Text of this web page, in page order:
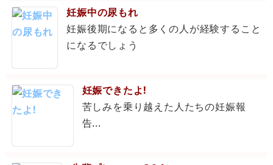
妊娠中の尿もれ
妊娠後期になると多くの人が経験すること
になるでしょう
妊娠できたよ!
苦しみを乗り越えた人たちの妊娠報
告...